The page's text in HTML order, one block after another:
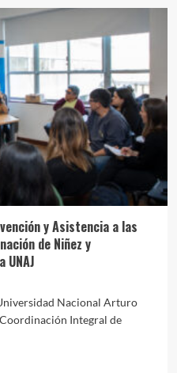
y Asistencia a las
de Niñez y
UNAJ
Nacional Arturo
Integral de